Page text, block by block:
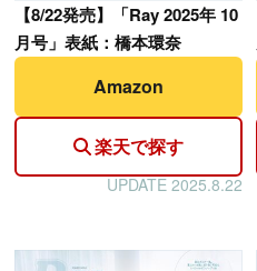
【8/22発売】「Ray 2025年 10
月号」表紙：橋本環奈
Amazon
楽天で探す
UPDATE 2025.8.22